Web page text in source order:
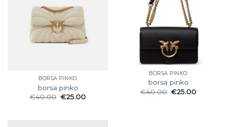
BORSA PINKO
borsa pinko
€40.00 €25.00
BORSA PINKO
borsa pinko
€40.00 €25.00